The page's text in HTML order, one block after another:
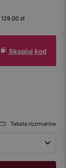
129.00 zł
Skopiuj kod
Tabela rozmiarów